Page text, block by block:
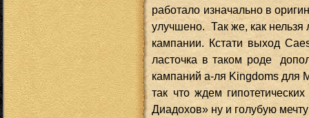
работало изначально в
улучшено. Так же, как
кампании. Кстати выход
ласточка в таком роде
кампаний а-ля Kingdoms для
так что ждем
Диадохов» ну и голубую